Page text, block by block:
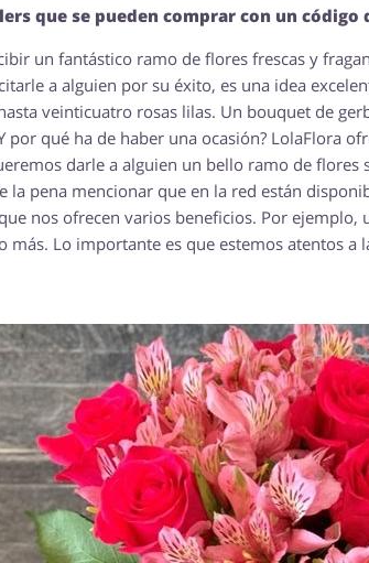
que se pueden comprar con un código
un fantástico ramo de flores frescas y
a alguien por su éxito, es una idea
veinticuatro rosas lilas. Un bouquet de
por qué ha de haber una ocasión? LolaFlora
darle a alguien un bello ramo de
la pena mencionar que en la red están
nos ofrecen varios beneficios. Por ejemplo,
más. Lo importante es que estemos atentos a